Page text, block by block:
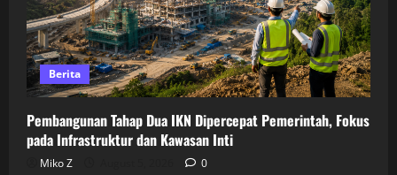
Berita
Pembangunan Tahap Dua IKN Dipercepat Pemerintah, Fokus
pada Infrastruktur dan Kawasan Inti
Miko Z 0